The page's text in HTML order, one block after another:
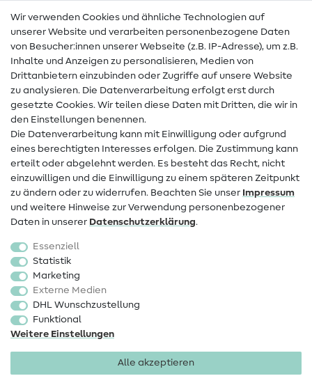
Nähanleitungen
Hilfe & Kontakt
Kontakt
Infos zum Betreiberwechsel
Widerrufsrecht
Beliebt
Stoffe
Sale
Schnittmuster
Wir verwenden Cookies und ähnliche Technologien auf
unserer Website und verarbeiten personenbezogene Daten
von Besucher:innen unserer Webseite (z.B. IP-Adresse), um z.B.
Inhalte und Anzeigen zu personalisieren, Medien von
Drittanbietern einzubinden oder Zugriffe auf unsere Website
zu analysieren. Die Datenverarbeitung erfolgt erst durch
gesetzte Cookies. Wir teilen diese Daten mit Dritten, die wir in
den Einstellungen benennen.
Die Datenverarbeitung kann mit Einwilligung oder aufgrund
eines berechtigten Interesses erfolgen. Die Zustimmung kann
erteilt oder abgelehnt werden. Es besteht das Recht, nicht
einzuwilligen und die Einwilligung zu einem späteren Zeitpunkt
zu ändern oder zu widerrufen. Beachten Sie unser Impressum
und weitere Hinweise zur Verwendung personenbezogener
Daten in unserer Daten­schutz­erklärung.
Essenziell
Statistik
Marketing
Externe Medien
DHL Wunschzustellung
Funktional
Weitere Einstellungen
Alle akzeptieren